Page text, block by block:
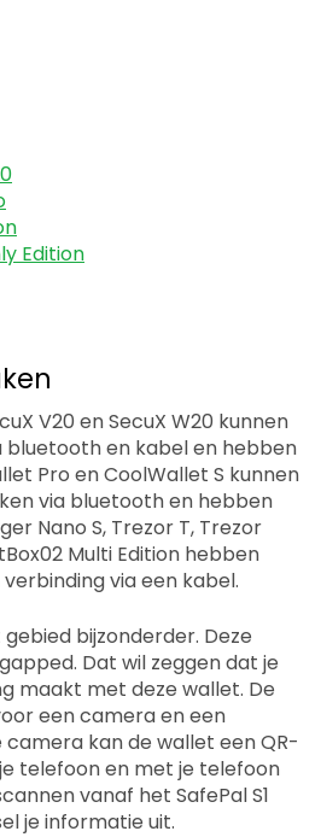
Edition
V20 en SecuX W20 kunnen
bluetooth en kabel en hebben
Pro en CoolWallet S kunnen
via bluetooth en hebben
Nano S, Trezor T, Trezor
Multi Edition hebben
via een kabel.
gebied bijzonderder. Deze
Dat wil zeggen dat je
maakt met deze wallet. De
een camera en een
kan de wallet een QR-
telefoon en met je telefoon
vanaf het SafePal S1
je informatie uit.